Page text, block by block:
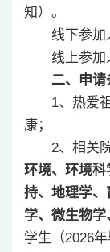
知）。
线下参加
线上参加
二、申请
1、热爱
康；
2、相关
环境、环境
持、地理学
学、微生物学
学生（2026